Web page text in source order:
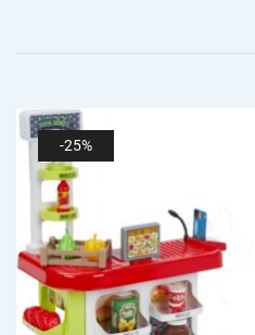
-25%